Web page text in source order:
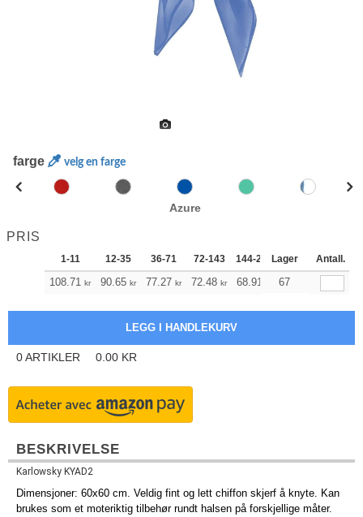
farge velg en farge
Azure
PRIS
1-11 12-35 36-71 72-143 144-287 288 + Mer
Lager Antall.
108.71 kr 90.65 kr 77.27 kr 72.48 kr 68.91 68.24
67
0ARTIKLER 0.00 KR
BESKRIVELSE
Karlowsky KYAD2
Dimensjoner: 60x60 cm. Veldig fint og lett chiffon skjerf å knyte. Kan
brukes som et moteriktig tilbehør rundt halsen på forskjellige måter.